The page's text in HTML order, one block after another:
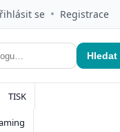
se • Registrace
Hledat
TISK